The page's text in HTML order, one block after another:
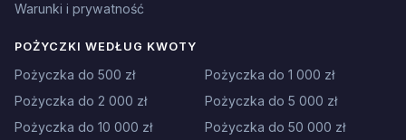
Warunki i prywatność
POŻYCZKI WEDŁUG KWOTY
Pożyczka do 500 zł
Pożyczka do 1 000 zł
Pożyczka do 2 000 zł
Pożyczka do 5 000 zł
Pożyczka do 10 000 zł
Pożyczka do 50 000 zł